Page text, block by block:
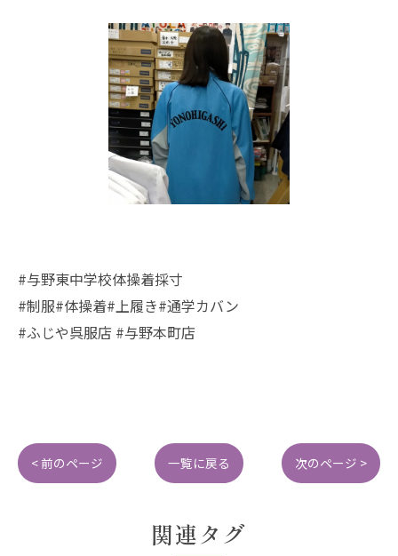
#与野東中学校体操着採寸
#制服#体操着#上履き#通学カバン
#ふじや呉服店 #与野本町店
< 前のページ 一覧に戻る 次のページ >
関連タグ